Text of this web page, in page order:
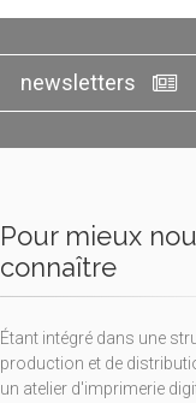
newsletters
Pour mieux
connaître
Étant intégré dans une
production et de
un atelier d'imprimerie